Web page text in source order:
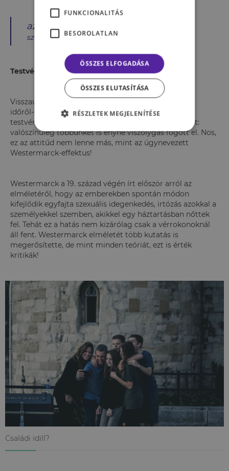
az a testvérek között megjelenő
szexuális kapcsolat.
Testvérek
Visszaugorva
időről-időre volt szerencsénk végignézni Cersei és
testvére, Jaime Lannister szerelmének beteljesülését:
valószínűleg többünket is enyhe viszolygás fogott el. Nos,
ez az attitűd nem lenne más, mint az úgynevezett
Westermarck-effektus!
Westermarck a 19. század végén írt először arról az
elméletéről, hogy az emberekben spontán módon
kifejlődik egyfajta szexuális idegenkedés, irtózás azokkal a
személyekkel szemben, akikkel egy háztartásban nőttek
fel. Tehát ez a hatás nem kizárólag csak a vérrokonoknál
áll fent. Westermarck elméletét több kutatás is
megerősítette, de mint minden teóriát, ezt is érték
kritikák!
Családi idill?
FUNKCIONALITÁS
BESOROLATLAN
ÖSSZES ELFOGADÁSA
ÖSSZES ELUTASÍTÁSA
RÉSZLETEK MEGJELENÍTÉSE